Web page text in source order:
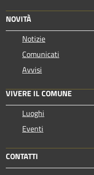
NOVITÀ
Notizie
Comunicati
Avvisi
VIVERE IL COMUNE
Luoghi
Eventi
CONTATTI